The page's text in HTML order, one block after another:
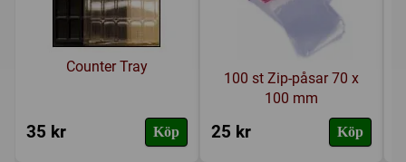
Counter Tray
35 kr Köp
100 st Zip-påsar 70 x
100 mm
25 kr Köp